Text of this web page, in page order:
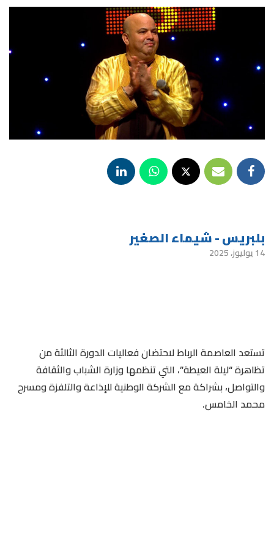
بلبريس - شيماء الصغير
14 يوليوز، 2025
تستعد العاصمة الرباط لاحتضان فعاليات الدورة الثالثة من
تظاهرة “ليلة العيطة”، التي تنظمها وزارة الشباب والثقافة
والتواصل، بشراكة مع الشركة الوطنية للإذاعة والتلفزة ومسرح
محمد الخامس.